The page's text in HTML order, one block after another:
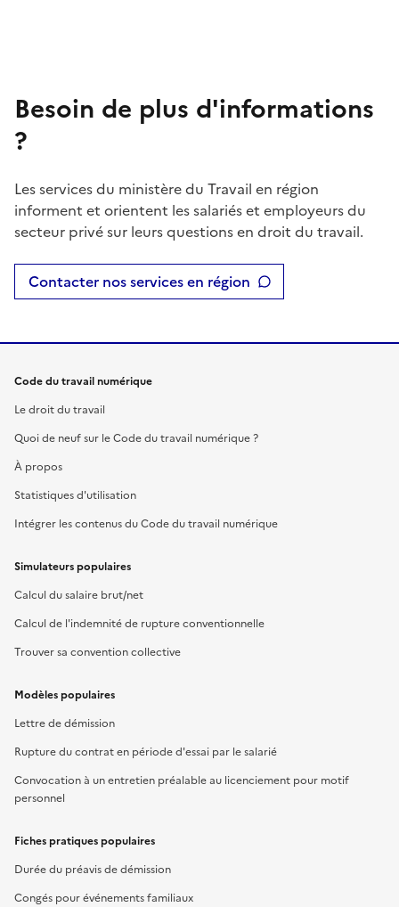
Besoin de plus d'informations
?
Les services du ministère du Travail en région
informent et orientent les salariés et employeurs du
secteur privé sur leurs questions en droit du travail.
Contacter nos services en région
Code du travail numérique
Le droit du travail
Quoi de neuf sur le Code du travail numérique ?
À propos
Statistiques d'utilisation
Intégrer les contenus du Code du travail numérique
Simulateurs populaires
Calcul du salaire brut/net
Calcul de l'indemnité de rupture conventionnelle
Trouver sa convention collective
Modèles populaires
Lettre de démission
Rupture du contrat en période d'essai par le salarié
Convocation à un entretien préalable au licenciement pour motif
personnel
Fiches pratiques populaires
Durée du préavis de démission
Congés pour événements familiaux